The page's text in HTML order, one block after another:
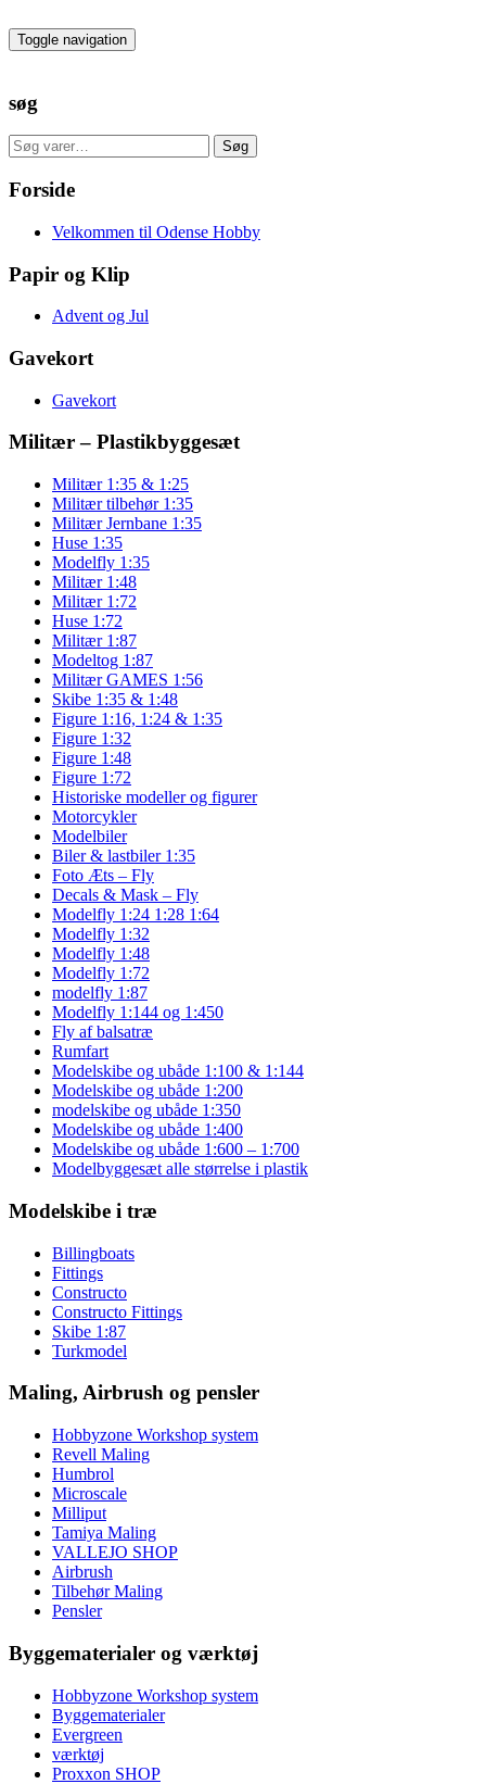
to
the
Toggle navigation
søg
Søg
efter:
Søg
Forside
Velkommen til Odense Hobby
Papir og Klip
Advent og Jul
Gavekort
Gavekort
Militær – Plastikbyggesæt
Militær 1:35 & 1:25
Militær tilbehør 1:35
Militær Jernbane 1:35
Huse 1:35
Modelfly 1:35
Militær 1:48
Militær 1:72
Huse 1:72
Militær 1:87
Modeltog 1:87
Militær GAMES 1:56
Skibe 1:35 & 1:48
Figure 1:16, 1:24 & 1:35
Figure 1:32
Figure 1:48
Figure 1:72
Historiske modeller og figurer
Motorcykler
Modelbiler
Biler & lastbiler 1:35
Foto Æts – Fly
Decals & Mask – Fly
Modelfly 1:24 1:28 1:64
Modelfly 1:32
Modelfly 1:48
Modelfly 1:72
modelfly 1:87
Modelfly 1:144 og 1:450
Fly af balsatræ
Rumfart
Modelskibe og ubåde 1:100 & 1:144
Modelskibe og ubåde 1:200
modelskibe og ubåde 1:350
Modelskibe og ubåde 1:400
Modelskibe og ubåde 1:600 – 1:700
Modelbyggesæt alle størrelse i plastik
Modelskibe i træ
Billingboats
Fittings
Constructo
Constructo Fittings
Skibe 1:87
Turkmodel
Maling, Airbrush og pensler
Hobbyzone Workshop system
Revell Maling
Humbrol
Microscale
Milliput
Tamiya Maling
VALLEJO SHOP
Airbrush
Tilbehør Maling
Pensler
Byggematerialer og værktøj
Hobbyzone Workshop system
Byggematerialer
Evergreen
værktøj
Proxxon SHOP